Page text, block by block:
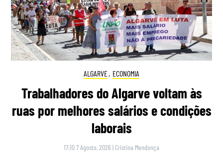
ALGARVE, ECONOMIA
Trabalhadores do Algarve voltam às
ruas por melhores salários e condições
laborais
17:10 7 Agosto, 2026 | Cristina Mendonça